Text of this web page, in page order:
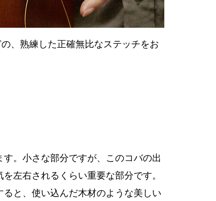
、熟練した正確無比なステッチをお
。小さな部分ですが、このコバの出
左右されるくらい重要な部分です。
と、使い込んだ木材のような美しい